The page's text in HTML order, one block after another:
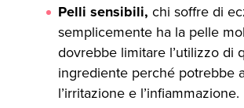
Pelli sensibili, chi soffre di
semplicemente ha la pelle
dovrebbe limitare l’utilizzo di
ingrediente perché potrebbe
l’irritazione e l’infiammazione.